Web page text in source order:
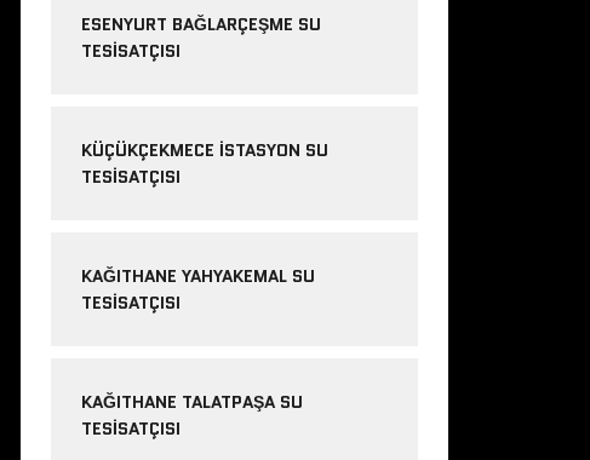
ESENYURT BAĞLARÇEŞME SU
TESISATÇISI
KÜÇÜKÇEKMECE ISTASYON SU
TESISATÇISI
KAĞITHANE YAHYAKEMAL SU
TESISATÇISI
KAĞITHANE TALATPAŞA SU
TESISATÇISI